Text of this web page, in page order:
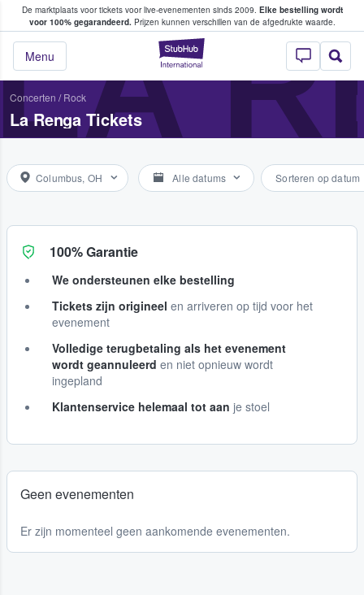
De marktplaats voor tickets voor live-evenementen sinds 2009. Elke bestelling wordt
voor 100% gegarandeerd.Prijzen kunnen verschillen van de afgedrukte waarde.
StubHub: waar
Menu
tickets kopen en verkopen
Concerten / Rock
La Renga Tickets
Columbus, OH Alle datums Sorteren op datum
100% Garantie
We ondersteunen elke bestelling
Tickets zijn origineel en arriveren op tijd voor het
evenement
Volledige terugbetaling als het evenement
wordt geannuleerd en niet opnieuw wordt
ingepland
Klantenservice helemaal tot aan je stoel
Geen evenementen
Er zijn momenteel geen aankomende evenementen.